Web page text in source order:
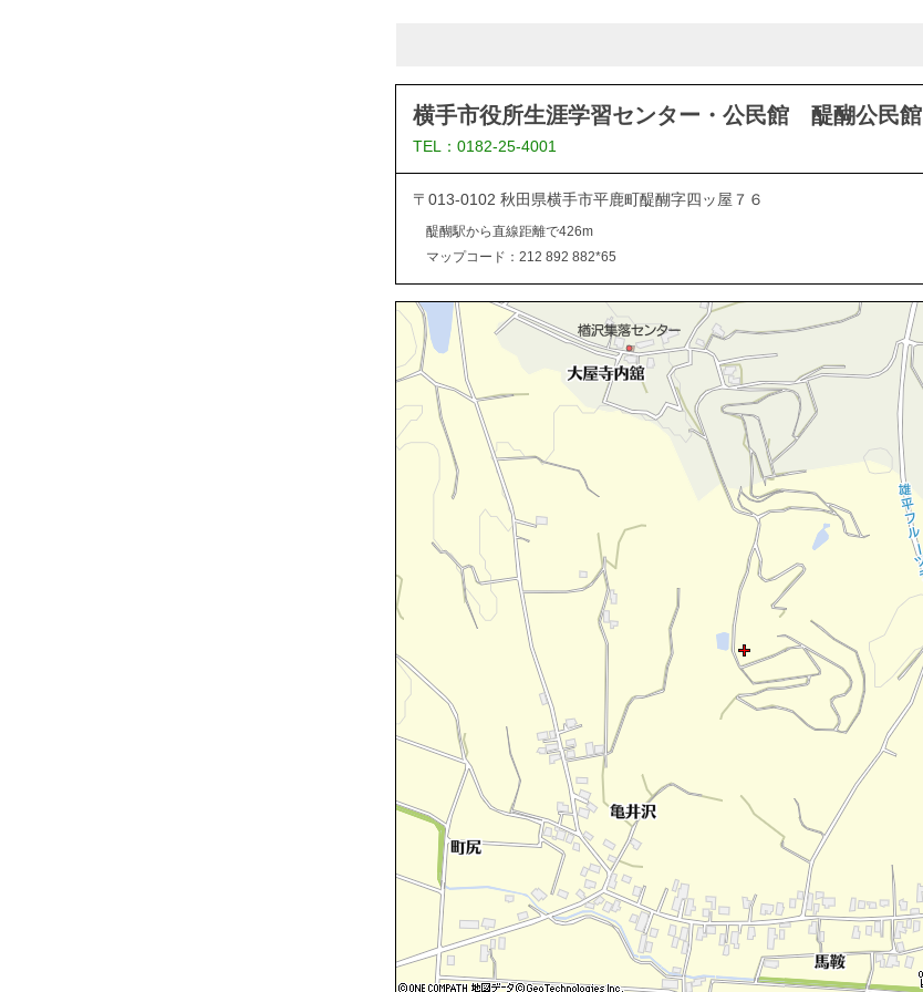
横手市役所生涯学習センター・公民館 醍醐公民館
TEL：0182-25-4001
〒013-0102 秋田県横手市平鹿町醍醐字四ッ屋７６
醍醐駅から直線距離で426m
マップコード：212 892 882*65